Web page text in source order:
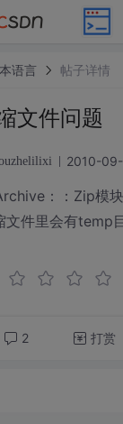
语言 帖子详情
文件问题
2010-
：：Zip模
文件里会有temp
2 打赏